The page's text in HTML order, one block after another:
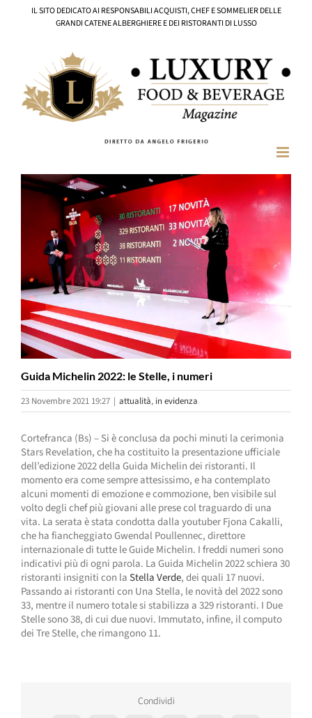
IL SITO DEDICATO AI RESPONSABILI ACQUISTI, CHEF E SOMMELIER DELLE
GRANDI CATENE ALBERGHIERE E DEI RISTORANTI DI LUSSO
Ingrandisci
immagine
Guida Michelin 2022: le Stelle, i numeri
23 Novembre 2021 19:27 | attualità, in evidenza
Cortefranca (Bs) – Si è conclusa da pochi minuti la cerimonia
Stars Revelation, che ha costituito la presentazione ufficiale
dell’edizione 2022 della Guida Michelin dei ristoranti. Il
momento era come sempre attesissimo, e ha contemplato
alcuni momenti di emozione e commozione, ben visibile sul
volto degli chef più giovani alle prese col traguardo di una
vita. La serata è stata condotta dalla youtuber Fjona Cakalli,
che ha fiancheggiato Gwendal Poullennec, direttore
internazionale di tutte le Guide Michelin. I freddi numeri sono
indicativi più di ogni parola. La Guida Michelin 2022 schiera 30
ristoranti insigniti con laStella Verde, dei quali 17 nuovi.
Passando ai ristoranti con Una Stella, le novità del 2022 sono
33, mentre il numero totale si stabilizza a 329 ristoranti. I Due
Stelle sono 38, di cui due nuovi. Immutato, infine, il computo
dei Tre Stelle, che rimangono 11.
Condividi